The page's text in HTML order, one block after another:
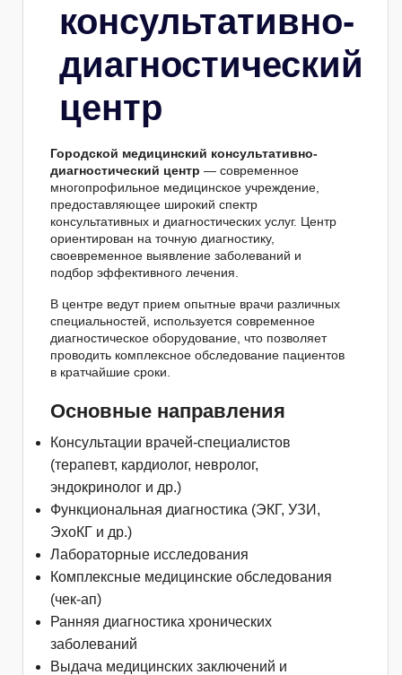
консультативно-
диагностический
центр
Городской медицинский консультативно-
диагностический центр — современное
многопрофильное медицинское учреждение,
предоставляющее широкий спектр
консультативных и диагностических услуг. Центр
ориентирован на точную диагностику,
своевременное выявление заболеваний и
подбор эффективного лечения.
В центре ведут прием опытные врачи различных
специальностей, используется современное
диагностическое оборудование, что позволяет
проводить комплексное обследование пациентов
в кратчайшие сроки.
Основные направления
Консультации врачей-специалистов
(терапевт, кардиолог, невролог,
эндокринолог и др.)
Функциональная диагностика (ЭКГ, УЗИ,
ЭхоКГ и др.)
Лабораторные исследования
Комплексные медицинские обследования
(чек-ап)
Ранняя диагностика хронических
заболеваний
Выдача медицинских заключений и